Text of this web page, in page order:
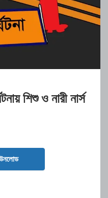
শিশু ও নারী নার্স